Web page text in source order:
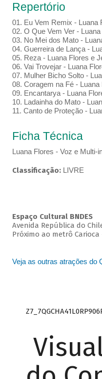
Repertório
01. Eu Vem Remix - Luana
02. O Que Vem Ver -
03. No Mei dos Mato -
04. Guerreira de Lança -
05. Reza - Luana Flores e
06. Vai Trovejar - Luana
07. Mulher Bicho Solto -
08. Coragem na Fé -
09. Encantarya - Luana
10. Ladainha do Mato -
11. Canto de Proteção -
Ficha Técnica
Luana Flores - Voz e M ulti-
Classificação: LIVRE
Espaço Cultural BNDES
Avenida República do
Próximo ao metrô Carioca
Veja as outras atrações do